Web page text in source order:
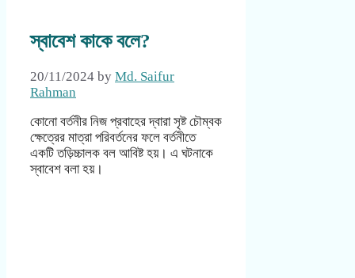
স্বাবেশ কাকে বলে?
20/11/2024 by Md. Saifur
Rahman
কোনো বর্তনীর নিজ প্রবাহের দ্বারা সৃষ্ট চৌম্বক
ক্ষেত্রের মাত্রা পরিবর্তনের ফলে বর্তনীতে
একটি তড়িচ্চালক বল আবিষ্ট হয়। এ ঘটনাকে
স্বাবেশ বলা হয়।